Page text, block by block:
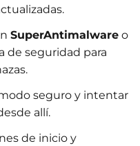
SuperAntimalware o
de seguridad para
seguro y intentar
allí.
de inicio y